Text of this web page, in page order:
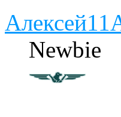
Newbie